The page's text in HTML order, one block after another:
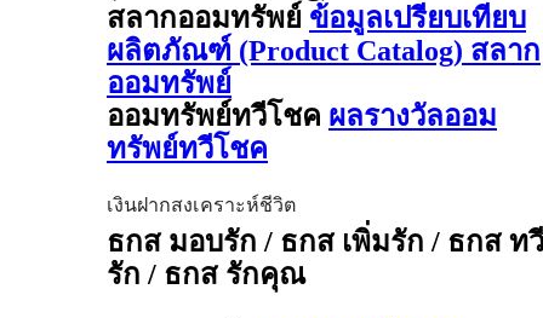
สลากออมทรัพย์ ข้อมูลเปรียบเทียบ
ผลิตภัณฑ์ (Product Catalog) สลาก
ออมทรัพย์
ออมทรัพย์ทวีโชค ผลรางวัลออม
ทรัพย์ทวีโชค
เงินฝากสงเคราะห์ชีวิต
ธกส มอบรัก / ธกส เพิ่มรัก / ธกส ทวี
รัก / ธกส รักคุณ